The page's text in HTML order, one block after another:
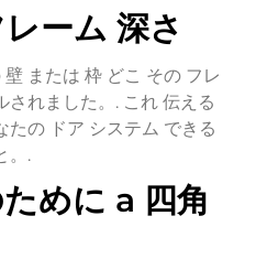
レーム 深さ
壁 または 枠 どこ その フレ
されました。. これ 伝える
たの ドア システム できる
。.
めに a 四角